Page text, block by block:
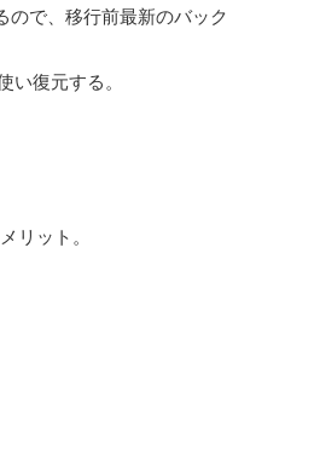
で、移行前最新のバック
復元する。
リット。